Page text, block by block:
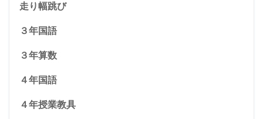
走り幅跳び
３年国語
３年算数
４年国語
４年授業教具